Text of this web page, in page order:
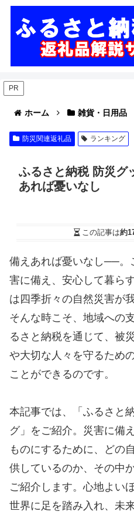
PR
ホーム 雑貨・日用品
防災関連返礼品 ランキング
ふるさと納税 防災グ
あれば憂いなし
この記事は約
備えあれば憂いなし──。
害に備え、安心して暮ら
は四季折々の自然災害が
そんな時こそ、地域への
るさと納税を通じて、被
や大切な人々を守るため
ことができるのです。
本記事では、「ふるさと
グ」をご紹介。災害に備
ものにするために、どの
供しているのか、その中
ご紹介します。心地よい
世界に足を踏み入れ、未